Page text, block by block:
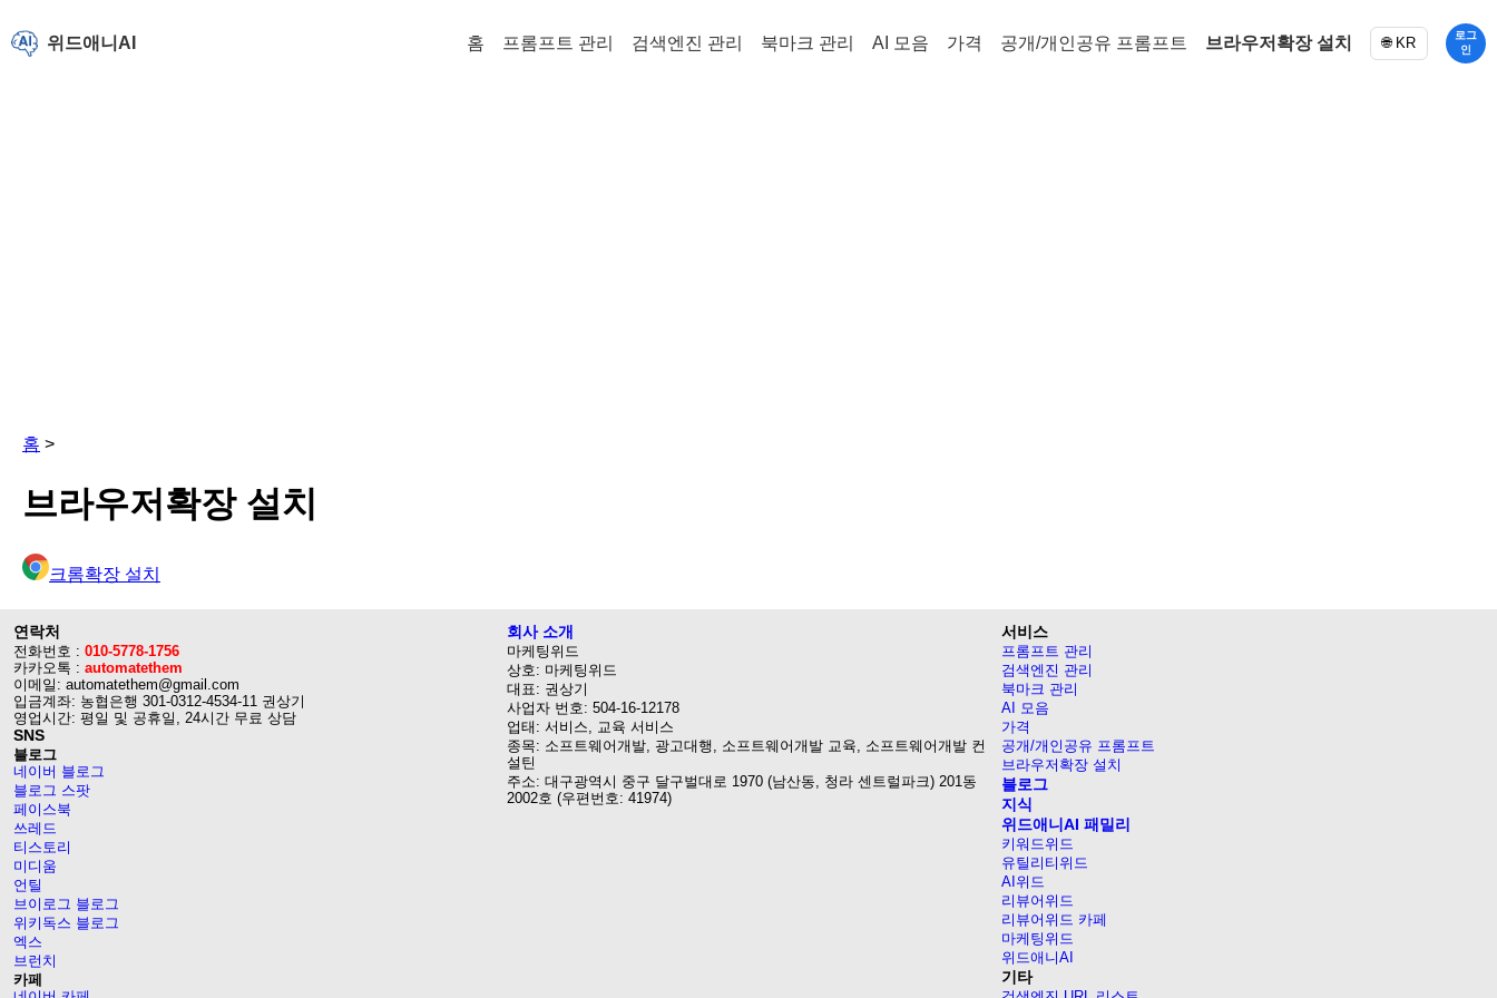
위드애니AI 홈 프롬프트 관리 검색엔진 관리 북마크 관리 AI 모음 가격 공개/개인공유 프롬프트 브라우저확장 설치 🌐 KR
로그
인
홈 >
브라우저확장 설치
크롬확장 설치
연락처
전화번호 : 010-5778-1756
카카오톡 : automatethem
이메일: automatethem@gmail.com
입금계좌: 농협은행 301-0312-4534-11 권상기
영업시간: 평일 및 공휴일, 24시간 무료 상담
SNS
블로그
네이버 블로그
블로그 스팟
페이스북
쓰레드
티스토리
미디움
언틸
브이로그 블로그
위키독스 블로그
엑스
브런치
카페
회사 소개
마케팅위드
상호: 마케팅위드
대표: 권상기
사업자 번호: 504-16-12178
업태: 서비스, 교육 서비스
종목: 소프트웨어개발, 광고대행, 소프트웨어개발 교육, 소프트웨어개발 컨
설틴
주소: 대구광역시 중구 달구벌대로 1970 (남산동, 청라 센트럴파크) 201동
2002호 (우편번호: 41974)
서비스
프롬프트 관리
검색엔진 관리
북마크 관리
AI 모음
가격
공개/개인공유 프롬프트
브라우저확장 설치
블로그
지식
위드애니AI 패밀리
키워드위드
유틸리티위드
AI위드
리뷰어위드
리뷰어위드 카페
마케팅위드
위드애니AI
기타